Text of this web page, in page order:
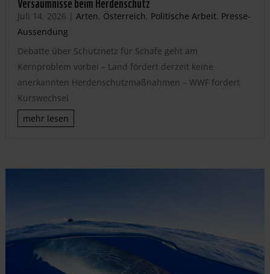
Juli 14, 2026 | Arten, Österreich, Politische Arbeit, Presse-
Aussendung
Debatte über Schutznetz für Schafe geht am
Kernproblem vorbei – Land fördert derzeit keine
anerkannten Herdenschutzmaßnahmen – WWF fordert
Kurswechsel
mehr lesen